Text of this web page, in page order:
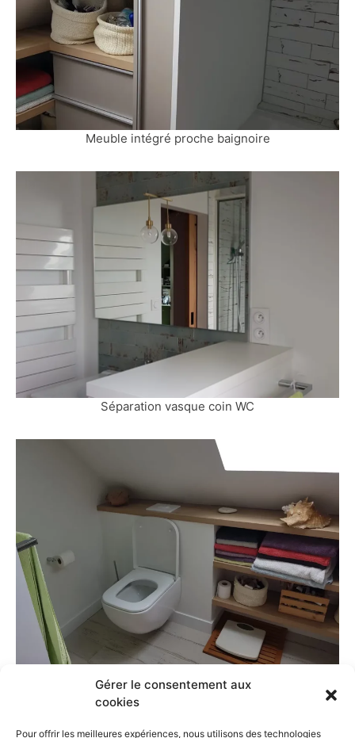
Gérer le consentement aux
cookies
Pour offrir les meilleures expériences, nous utilisons des technologies
Meuble intégré proche baignoire
Séparation vasque coin WC